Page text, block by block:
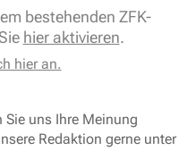
bestehenden ZFK-
hier aktivieren.
hier an.
Sie uns Ihre Meinung
Redaktion gerne unter